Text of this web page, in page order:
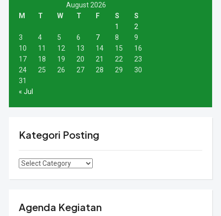
August 2026
M
T W T F S
S
1
2
3
4 5 6 7 8
9
10
11 12 13 14 15
16
17
18 19 20 21 22
23
24
25 26 27 28 29
30
31
« Jul
Kategori Posting
Kategori
Agenda Kegiatan